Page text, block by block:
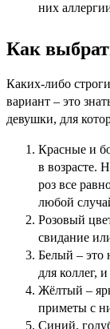
них
Как
Каких-либо
вариант – это
девушки, для
Красные и
в возрасте.
роз все
любой
Розовый
свидание
Белый – это
для коллег,
Жёлтый –
приметы с
Синий,